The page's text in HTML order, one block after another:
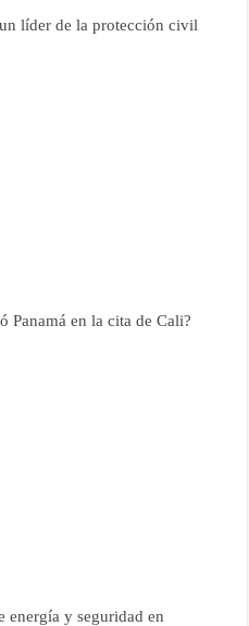
líder de la protección civil
Panamá en la cita de Cali?
energía y seguridad en